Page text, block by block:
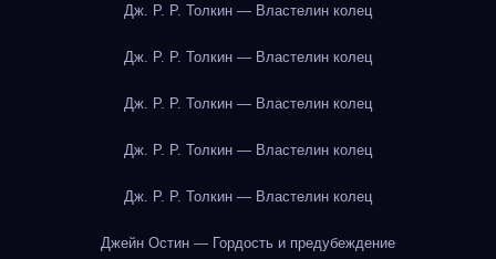
Дж. Р. Р. Толкин — Властелин колец
Дж. Р. Р. Толкин — Властелин колец
Дж. Р. Р. Толкин — Властелин колец
Дж. Р. Р. Толкин — Властелин колец
Дж. Р. Р. Толкин — Властелин колец
Джейн Остин — Гордость и предубеждение